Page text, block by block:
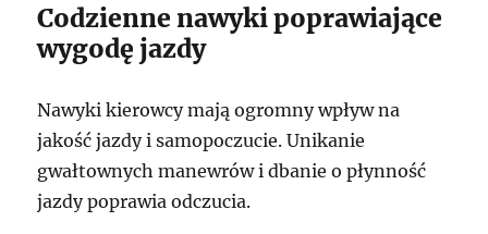
Codzienne nawyki poprawiające
wygodę jazdy
Nawyki kierowcy mają ogromny wpływ na
jakość jazdy i samopoczucie. Unikanie
gwałtownych manewrów i dbanie o płynność
jazdy poprawia odczucia.